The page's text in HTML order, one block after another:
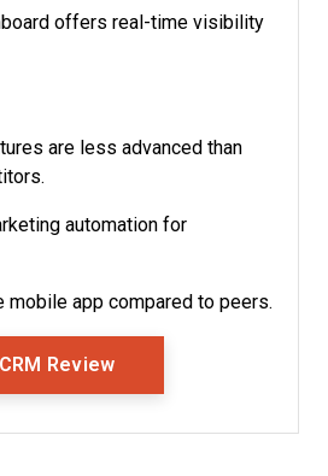
offers real-time visibility
are less advanced than
automation for
mobile app compared to peers.
ReviewOpens New Window